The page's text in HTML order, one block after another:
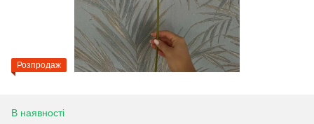
Розпродаж
В наявності